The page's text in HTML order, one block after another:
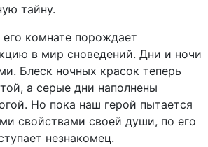
тайну.
комнате порождает
в мир сноведений. Дни и ночи
Блеск ночных красок теперь
а серые дни наполнены
Но пока наш герой пытается
свойствами своей души, по его
незнакомец.